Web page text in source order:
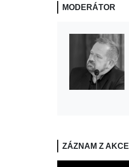
MODERÁTOR
ZÁZNAM Z AKCE